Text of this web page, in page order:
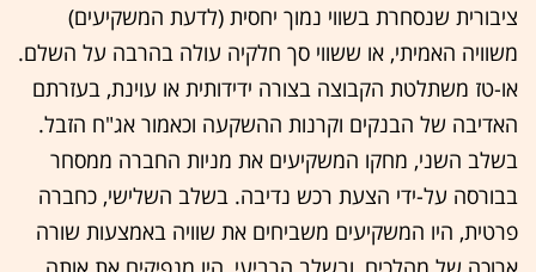
ציבורית שנסחרת בשווי נמוך יחסית (לדעת המשקיעים)
משוויה האמיתי, או ששווי סך חלקיה עולה בהרבה על השלם.
או-טז משתלטת הקבוצה בצורה ידידותית או עוינת, בעזרתם
האדיבה של הבנקים וקרנות ההשקעה וכאמור אג"ח הזבל.
בשלב השני, מחקו המשקיעים את מניות החברה ממסחר
בבורסה על-ידי הצעת רכש נדיבה. בשלב השלישי, כחברה
פרטית, היו המשקיעים משביחים את שוויה באמצעות שורה